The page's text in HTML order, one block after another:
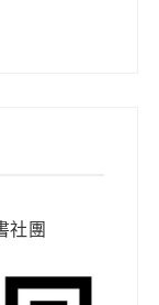
社團